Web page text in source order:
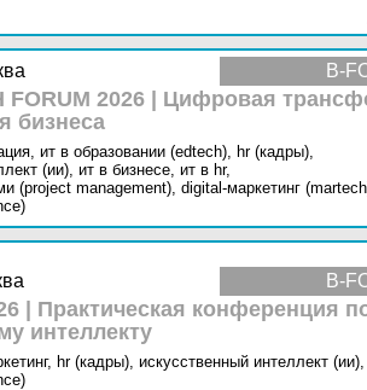
B-
FORUM 2026 | Цифровая
бизнеса
ит в образовании (edtech), hr (кадры),
(ии), ит в бизнесе, ит в hr,
(project management), digital-маркетинг
B-
| Практическая конференция
интеллекту
hr (кадры), искусственный интеллект (ии),